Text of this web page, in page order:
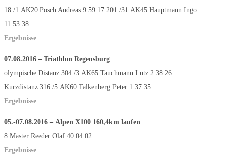
18./1.AK20 Posch Andreas 9:59:17 201./31.AK45 Hauptmann Ingo
11:53:38
Ergebnisse
07.08.2016 – Triathlon Regensburg
olympische Distanz 304./3.AK65 Tauchmann Lutz 2:38:26
Kurzdistanz 316./5.AK60 Talkenberg Peter 1:37:35
Ergebnisse
05.-07.08.2016 – Alpen X100 160,4km laufen
8.Master Reeder Olaf 40:04:02
Ergebnisse